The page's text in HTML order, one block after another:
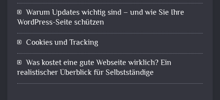
Warum Updates wichtig sind – und wie Sie Ihre
WordPress-Seite schützen
Cookies und Tracking
Was kostet eine gute Webseite wirklich? Ein
realistischer Überblick für Selbstständige